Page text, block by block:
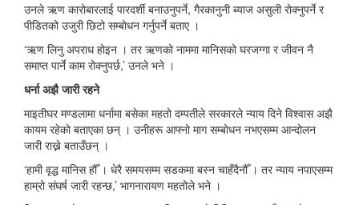
उनले ऋण कारोबारलाई पारदर्शी बनाउनुपर्ने, गैरकानुनी ब्याज असुली रोक्नुपर्ने र
पीडितको उजुरी छिटो सम्बोधन गर्नुपर्ने बताए ।
‘ऋण लिनु अपराध होइन । तर ऋणको नाममा मानिसको घरजग्गा र जीवन नै
समाप्त पार्ने काम रोक्नुपर्छ,’ उनले भने ।
धर्ना अझै जारी रहने
माइतीघर मण्डलामा धर्नामा बसेका महतो दम्पतीले सरकारले न्याय दिने विश्वास अझै
कायम रहेको बताएका छन् । उनीहरू आफ्नो माग सम्बोधन नभएसम्म आन्दोलन
जारी राख्ने बताउँछन् ।
‘हामी वृद्ध मानिस हौँ । धेरै समयसम्म सडकमा बस्न चाहँदैनौँ । तर न्याय नपाएसम्म
हाम्रो संघर्ष जारी रहन्छ,’ भागनारायण महतोले भने ।